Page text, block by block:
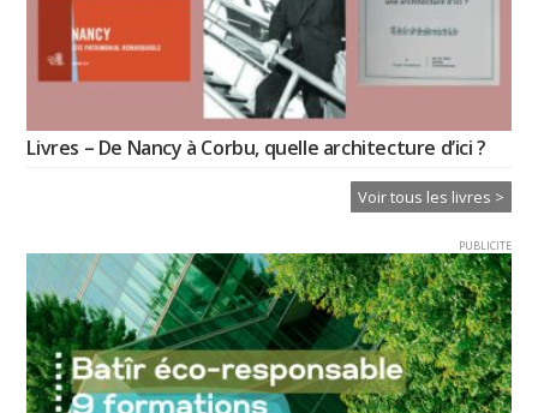
Livres – De Nancy à Corbu, quelle architecture d’ici ?
Voir tous les livres >
PUBLICITE